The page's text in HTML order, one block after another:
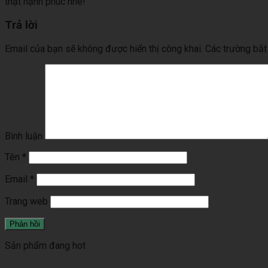
Trả lời
Email của bạn sẽ không được hiển thị công khai. Các trường
Bình luận
Tên *
Email *
Trang web
Sản phẩm đang hot